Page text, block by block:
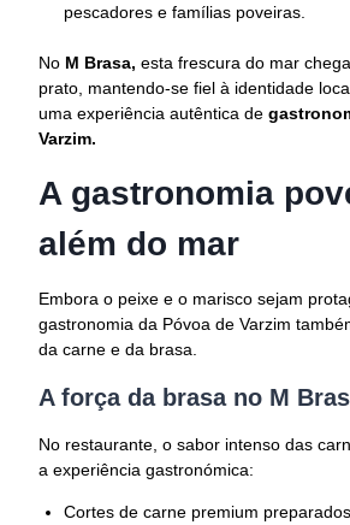
pescadores e famílias poveiras.
No M Brasa, esta frescura do mar
prato, mantendo-se fiel à identidade
uma experiência autêntica de
Varzim.
A gastronomia
além do mar
Embora o peixe e o marisco sejam
gastronomia da Póvoa de Varzim
da carne e da brasa.
A força da brasa no M
No restaurante, o sabor intenso das
a experiência gastronómica:
Cortes de carne premium